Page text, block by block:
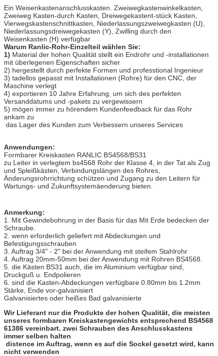
Ein Weisenkastenanschlusskasten. Zweiwegkastenwinkelkasten,
Zweiweg Kasten-durch Kasten, Dreiwegekastent-stück Kasten,
Vierwegskastenschnittkasten, Niederlassungszweiwegkasten (U),
Niederlassungsdreiwegekasten (Y), Zwilling durch den
Weisenkasten (H) verfügbar
Warum Ranlic-Rohr-Einzelteil wählen Sie:
1) Material der hohen Qualität stellt ein Endrohr und -installationen
mit überlegenen Eigenschaften sicher
2) hergestellt durch perfekte Formen und professtional Ingenieur
3) tadellos gepasst mit Installationen (Rohre) für den CNC, der
Maschine verlegt
4) exportieren 10 Jahre Erfahrung, um sich des perfekten
Versanddatums und -pakets zu vergewissern
5) mögen immer zu hörendem Kundenfeedback für das Rohr
ankam zu
das Lager des Kunden zum Verbessern unseres Services
Anwendungen:
Formbarer Kreiskasten RANLIC BS4568/BS31
zu Leiter in verlegtem bs4568 Rohr der Klasse 4, in der Tat als Zug
und Spleißkästen, Verbindungslängen des Rohres,
Änderungsrohrrichtung schützen und Zugang zu den Leitern für
Wartungs- und Zukunftsystemäenderung bieten.
Anmerkung:
1. Mit Gewindebohrung in der Basis für das Mit Erde bedecken der
Schraube.
2. wenn erforderlich geliefert mit Abdeckungen und
Befestigungsschrauben
3. Auftrag 3/4" - 2" bei der Anwendung mit steifem Stahlrohr
4. Auftrag 20mm-50mm bei der Anwendung mit Rohren BS4568.
5. die Kästen BS31 auch, die im Aluminium verfügbar sind,
Druckguß u. Endpolieren
6. sind die Kasten-Abdeckungen verfügbare 0.80mm bis 1.2mm
Stärke, Ende vor-galvanisiert
Galvanisiertes oder heißes Bad galvanisierte
Wir Lieferant nur die Produkte der hohen Qualität, die meisten
unseres formbaren Kreiskastengewichts entsprechend BS4568
61386 vereinbart. zwei Schrauben des Anschlusskastens
immer selben halten
distence im Auftrag, wenn es auf die Sockel gesetzt wird, kann
nicht verwenden